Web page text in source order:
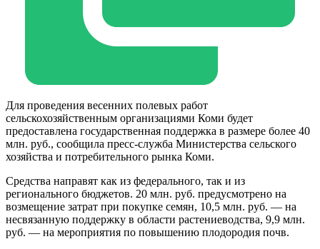
Для проведения весенних полевых работ
сельскохозяйственным организациями Коми будет
предоставлена государственная поддержка в размере более 40
млн. руб., сообщила пресс-служба Министерства сельского
хозяйства и потребительного рынка Коми.
Средства направят как из федерального, так и из
регионального бюджетов. 20 млн. руб. предусмотрено на
возмещение затрат при покупке семян, 10,5 млн. руб. — на
несвязанную поддержку в области растениеводства, 9,9 млн.
руб. — на мероприятия по повышению плодородия почв.